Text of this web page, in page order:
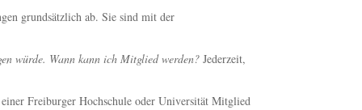
grundsätzlich ab. Sie sind mit der
würde. Wann kann ich Mitglied werden? Jederzeit,
Freiburger Hochschule oder Universität Mitglied